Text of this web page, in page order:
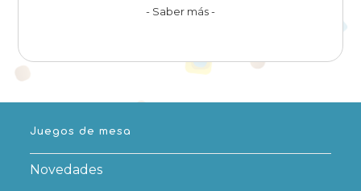
- Saber más -
Juegos de mesa
Novedades